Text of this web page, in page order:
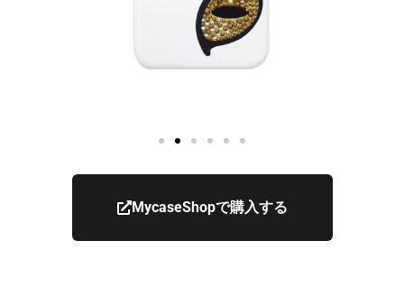
MycaseShopで購入する